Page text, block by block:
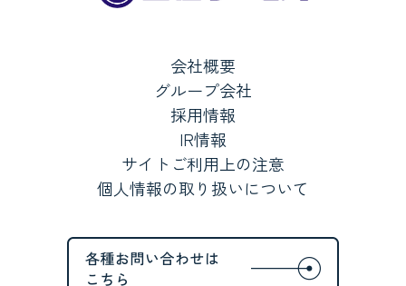
会社概要
グループ会社
採用情報
IR情報
サイトご利用上の注意
個人情報の取り扱いについて